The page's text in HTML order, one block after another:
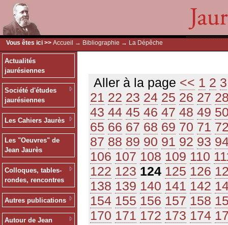
Vous êtes ici >> Accueil → Bibliographie → La Dépêche
Actualités
jaurésiennes
Société d'études
jaurésiennes
Les Cahiers Jaurès
Les "Oeuvres" de
Jean Jaurès
Colloques, tables-
rondes, rencontres
Autres publications
Autour de Jean
Aller à la page << 1 2 3
21 22 23 24 25 26 27
43 44 45 46 47 48 49
65 66 67 68 69 70 71
87 88 89 90 91 92 93
106 107 108 109 110
122 123 124 125 126
138 139 140 141 142
154 155 156 157 158
170 171 172 173 174